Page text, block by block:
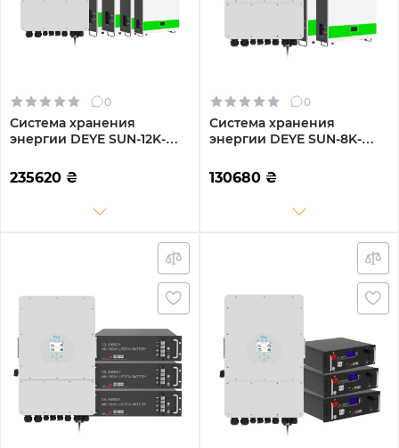
0
Система хранения
энергии DEYE SUN-12K-
LFP-W 12kW 20.48kWh
4BAT LiFePO4 6500
235620 ₴
0
Система хранения
энергии DEYE SUN-8K-
W 8kW 10.24kWh 2BAT
LiFePO4 6500 циклов
130680 ₴